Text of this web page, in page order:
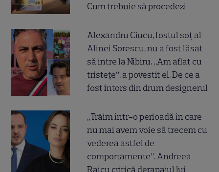
Cum trebuie să procedezi
Alexandru Ciucu, fostul soț al
Alinei Sorescu, nu a fost lăsat
să intre la Nibiru. „Am aflat cu
tristețe”, a povestit el. De ce a
fost întors din drum designerul
„Trăim într-o perioadă în care
nu mai avem voie să trecem cu
vederea astfel de
comportamente”. Andreea
Raicu critică derapajul lui